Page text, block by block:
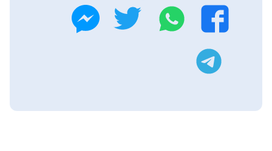
فيسبوك واتساب تويتر